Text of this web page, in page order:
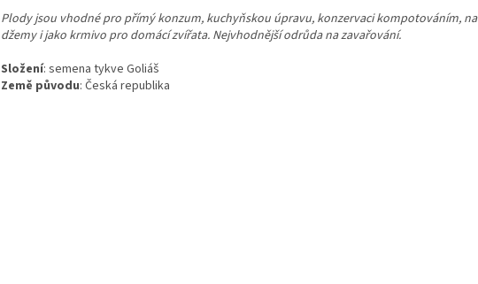
Plody jsou vhodné pro přímý konzum, kuchyňskou úpravu, konzervaci kompotováním, na
džemy i jako krmivo pro domácí zvířata. Nejvhodnější odrůda na zavařování.
Složení: semena tykve Goliáš
Země původu: Česká republika